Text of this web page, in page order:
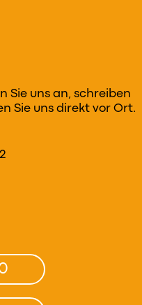
Sie uns an, schreiben
Sie uns direkt vor Ort.